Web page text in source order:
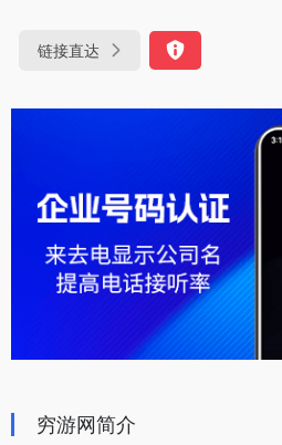
链接直达
穷游网简介